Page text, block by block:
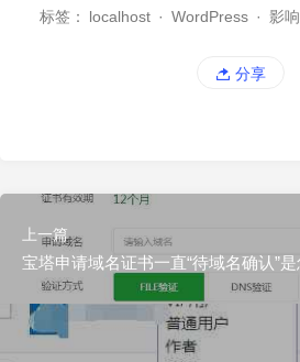
标签： localhost · WordPress · 影响
分享
上一篇
宝塔申请域名证书一直“待域名确认”